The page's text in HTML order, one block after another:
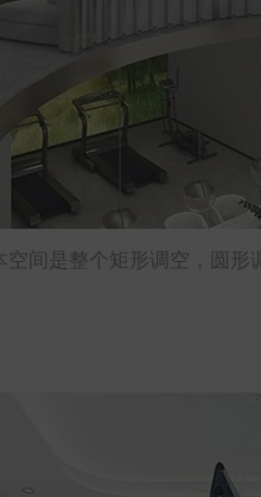
间是整个矩形调空，圆